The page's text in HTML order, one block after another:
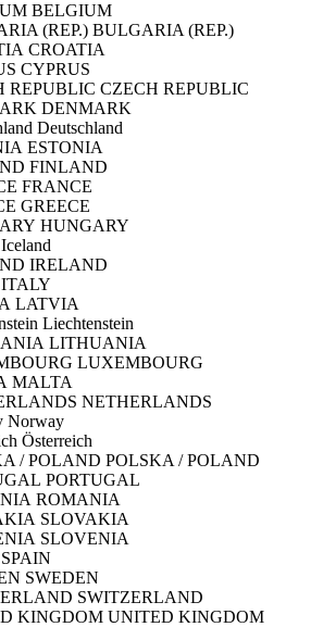
BELGIUM
BULGARIA (REP.)
CROATIA
CYPRUS
CZECH REPUBLIC
DENMARK
Deutschland
ESTONIA
FINLAND
FRANCE
GREECE
HUNGARY
Iceland
IRELAND
ITALY
LATVIA
Liechtenstein
LITHUANIA
LUXEMBOURG
MALTA
NETHERLANDS
Norway
Österreich
POLSKA / POLAND
PORTUGAL
ROMANIA
SLOVAKIA
SLOVENIA
SPAIN
SWEDEN
SWITZERLAND
UNITED KINGDOM